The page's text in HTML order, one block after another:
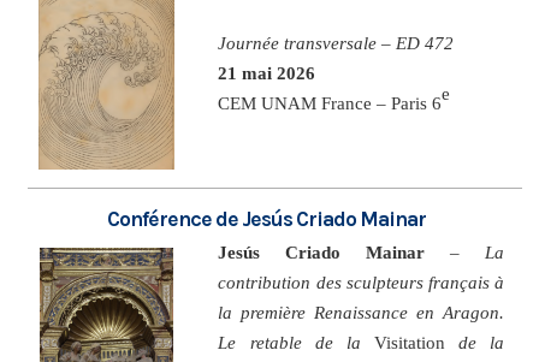
Journée transversale – ED 472
21 mai 2026
CEM UNAM France – Paris 6e
Conférence de Jesús Criado Mainar
Jesús Criado Mainar – La
contribution des sculpteurs français à
la première Renaissance en Aragon.
Le retable de la Visitation de la